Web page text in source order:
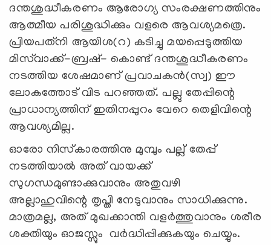
ദന്തശുദ്ധീകരണം ആരോഗ്യ സംരക്ഷണത്തിനും
ആത്മീയ പരിശുദ്ധിക്കും വളരെ ആവശ്യമത്രെ.
പ്രിയപത്‌നി ആയിശ(റ) കടിച്ചു മയപ്പെടുത്തിയ
മിസ്‌വാക്ക്-ബ്രഷ്- കൊണ്ട് ദന്തശുദ്ധീകരണം
നടത്തിയ ശേഷമാണ് പ്രവാചകന്‍(സ്വ) ഈ
ലോകത്തോട് വിട പറഞ്ഞത്. പല്ലു തേപ്പിന്റെ
പ്രാധാന്യത്തിന് ഇതിനപ്പുറം വേറെ തെളിവിന്റെ
ആവശ്യമില്ല.
ഓരോ നിസ്‌കാരത്തിനു മുമ്പും പല്ല് തേപ്പ്
നടത്തിയാല്‍ അത് വായക്ക്
സുഗന്ധമുണ്ടാക്കുവാനും അതുവഴി
അല്ലാഹുവിന്റെ തൃപ്തി നേടുവാനും സാധിക്കുന്നു.
മാത്രമല്ല, അത് മുഖക്കാന്തി വളര്‍ത്തുവാനും ശരീര
ശക്തിയും ഓജസ്സും വര്‍ദ്ധിപ്പിക്കുകയും ചെയ്യും.